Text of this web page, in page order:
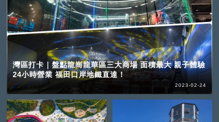
灣區打卡｜盤點龍崗龍華區三大商場 面積最大 親子體驗
24小時營業 福田口岸地鐵直達！
2023-02-24